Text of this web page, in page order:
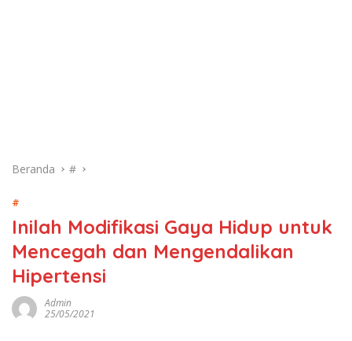
Beranda #
#
Inilah Modifikasi Gaya Hidup untuk
Mencegah dan Mengendalikan
Hipertensi
Admin
25/05/2021